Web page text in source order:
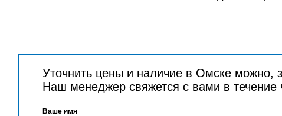
Уточнить цены и наличие в Омске можно,
Наш менеджер свяжется с вами в течение
Ваше имя